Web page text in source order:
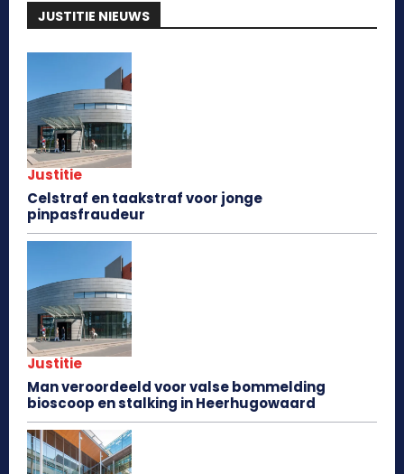
JUSTITIE NIEUWS
Justitie
Celstraf en taakstraf voor jonge
pinpasfraudeur
Justitie
Man veroordeeld voor valse bommelding
bioscoop en stalking in Heerhugowaard